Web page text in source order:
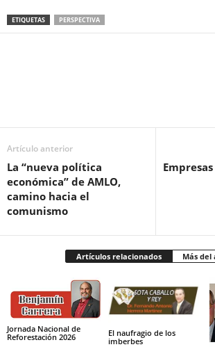
ETIQUETAS PERSPECTIVA
Artículo anterior
La “nueva política
económica” de AMLO,
camino hacia el
comunismo
Artículos relacionados Más
Jornada Nacional de
Reforestación 2026
El naufragio de los
imberbes